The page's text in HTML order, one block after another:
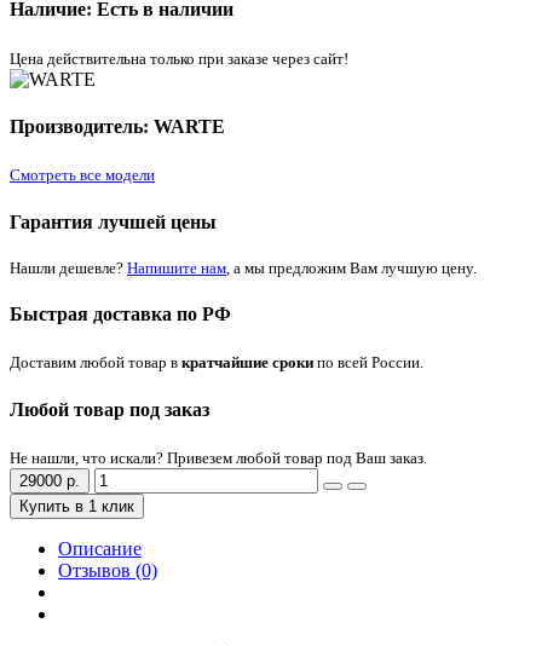
Наличие: Есть в наличии
Цена действительна только при заказе через сайт!
Производитель: WARTE
Смотреть все модели
Гарантия лучшей цены
Нашли дешевле? Напишите нам , а мы предложим Вам лучшую цену.
Быстрая доставка по РФ
Доставим любой товар в кратчайшие сроки по всей России.
Любой товар под заказ
Не нашли, что искали? Привезем любой товар под Ваш заказ.
29000 р.
Купить в 1 клик
Описание
Отзывов (0)